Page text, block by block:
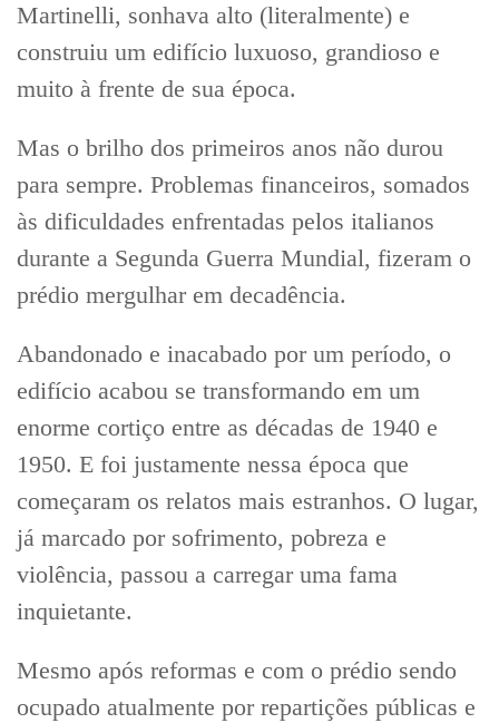
Martinelli, sonhava alto (literalmente) e
construiu um edifício luxuoso, grandioso e
muito à frente de sua época.
Mas o brilho dos primeiros anos não durou
para sempre. Problemas financeiros, somados
às dificuldades enfrentadas pelos italianos
durante a Segunda Guerra Mundial, fizeram o
prédio mergulhar em decadência.
Abandonado e inacabado por um período, o
edifício acabou se transformando em um
enorme cortiço entre as décadas de 1940 e
1950. E foi justamente nessa época que
começaram os relatos mais estranhos. O lugar,
já marcado por sofrimento, pobreza e
violência, passou a carregar uma fama
inquietante.
Mesmo após reformas e com o prédio sendo
ocupado atualmente por repartições públicas e